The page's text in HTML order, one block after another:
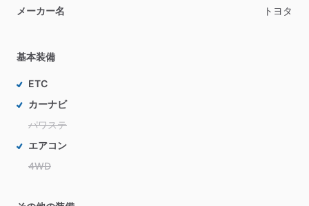
メーカー名 トヨタ
基本装備
ETC
カーナビ
パワステ
エアコン
4WD